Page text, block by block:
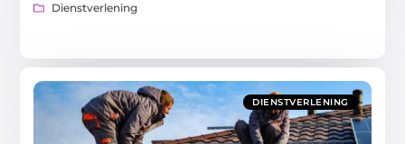
Dienstverlening
DIENSTVERLENING